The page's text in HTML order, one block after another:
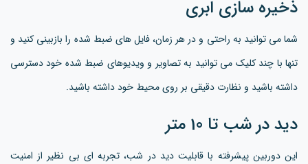
ذخیره سازی ابری
شما می توانید به راحتی و در هر زمان، فایل های ضبط شده را بازبینی کنید و
تنها با چند کلیک می توانید به تصاویر و ویدیوهای ضبط شده خود دسترسی
داشته باشید و نظارت دقیقی بر روی محیط خود داشته باشید.
دید در شب تا 10 متر
این دوربین پیشرفته با قابلیت دید در شب، تجربه ای بی نظیر از امنیت